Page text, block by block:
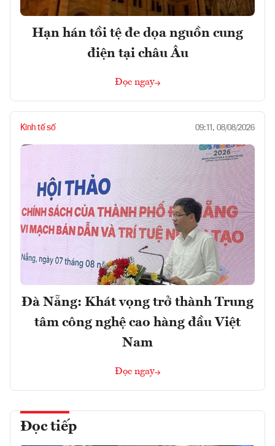
Hạn hán tồi tệ đe dọa nguồn cung
điện tại châu Âu
Đọc ngay
Kinh tế số 09:11, 08/08/2026
Đà Nẵng: Khát vọng trở thành Trung
tâm công nghệ cao hàng đầu Việt
Nam
Đọc ngay
Đọc tiếp